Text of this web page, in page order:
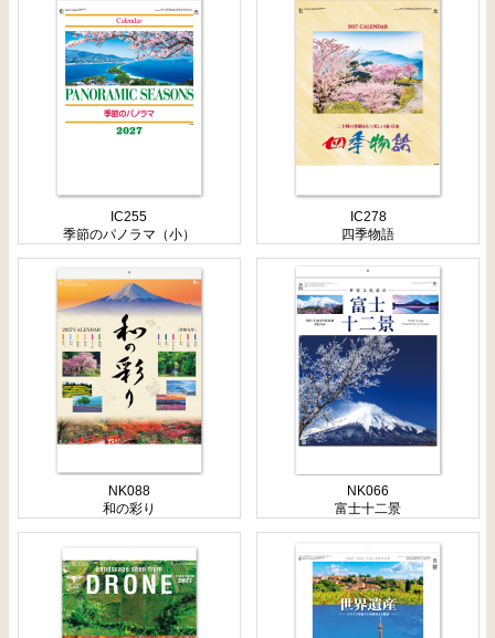
IC255
季節のパノラマ（小）
IC278
四季物語
NK088
和の彩り
NK066
富士十二景